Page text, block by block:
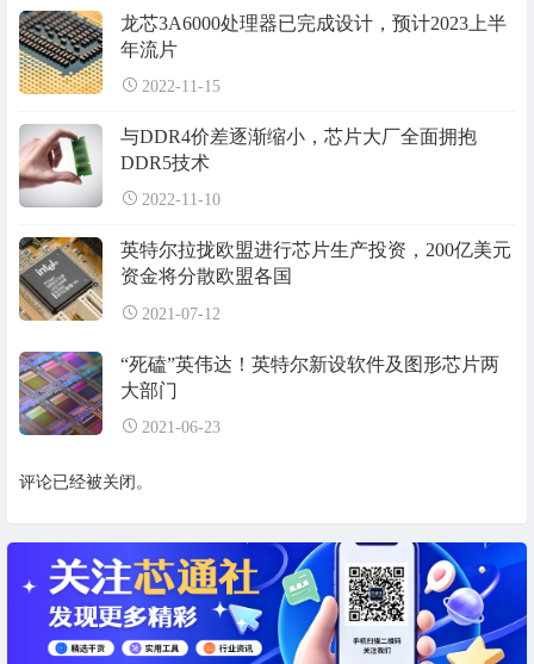
龙芯3A6000处理器已完成设计，预计2023上半
年流片
2022-11-15
与DDR4价差逐渐缩小，芯片大厂全面拥抱
DDR5技术
2022-11-10
英特尔拉拢欧盟进行芯片生产投资，200亿美元
资金将分散欧盟各国
2021-07-12
“死磕”英伟达！英特尔新设软件及图形芯片两
大部门
2021-06-23
评论已经被关闭。